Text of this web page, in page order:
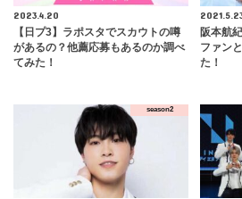
2023.4.20
【日プ3】ラポスタでスカウトの噂
があるの？他薦応募もあるのか調べ
てみた！
阪本航
ファン
た！
season2